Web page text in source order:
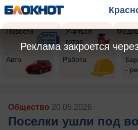
Новости
Учиться
готов
Авто Работа
-
Общество 20.05.2026
Поселки ушли под
Реклама закроется